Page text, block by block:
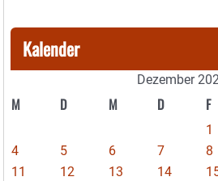
Kalender
Dezember
M D M D F
1
4
5 6 7 8
11
12 13 14